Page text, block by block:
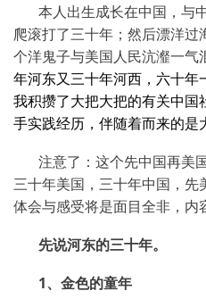
本人出生成长在中国，与
爬滚打了三十年；然后漂洋
个洋鬼子与美国人民沆瀣一气
年河东又三十年河西，六十年
我积攒了大把大把的有关中国
手实践经历，伴随着而来的是
注意了：这个先中国再美
三十年美国，三十年中国，
体会与感受将是面目全非，内
先说河东的三十年。
1、金色的童年